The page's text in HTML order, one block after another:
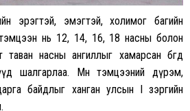
эрэгтэй, эмэгтэй, холимог багийн
тэмцээн нь 12, 14, 16, 18 насны болон
насны ангиллыг хамарсан бөгөөд
шалгарлаа. Мөн тэмцээний дүрэм,
байдлыг ханган улсын I зэргийн